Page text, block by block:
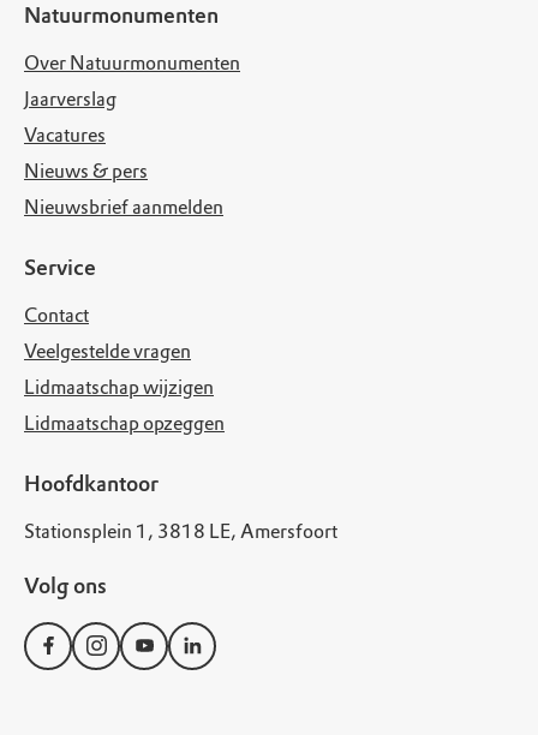
Natuurmonumenten
Over Natuurmonumenten
Jaarverslag
Vacatures
Nieuws & pers
Nieuwsbrief aanmelden
Service
Contact
Veelgestelde vragen
Lidmaatschap wijzigen
Lidmaatschap opzeggen
Hoofdkantoor
Stationsplein 1, 3818 LE, Amersfoort
Volg ons